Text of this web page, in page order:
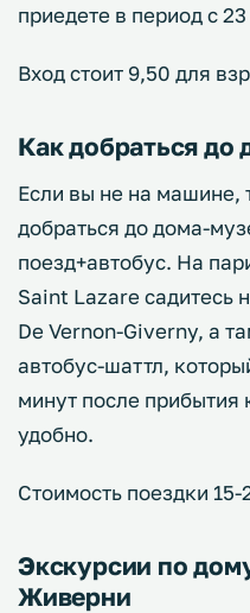
приедете в период с
Вход стоит 9,50 для
Как добраться
Если вы не на машине,
добраться до дома-
поезд+автобус. На
Saint Lazare садитесь
De Vernon-Giverny, а
автобус-шаттл,
минут после
удобно.
Стоимость поездки
Экскурсии по
Живерни